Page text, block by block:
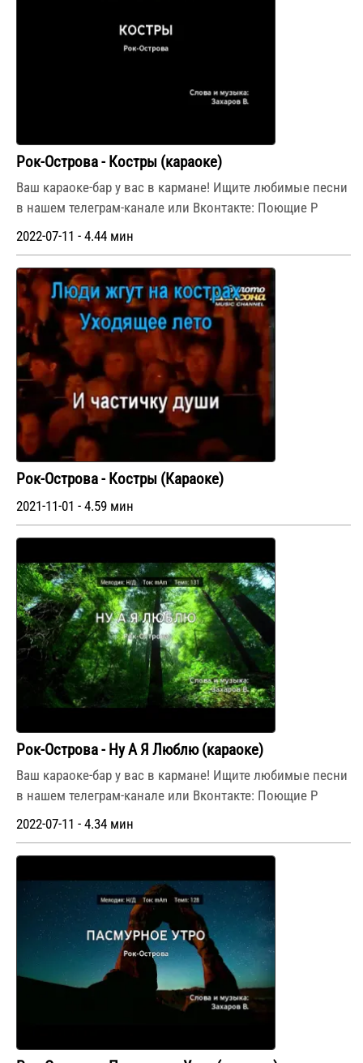
Рок-Острова - Костры (караоке)
Ваш караоке-бар у вас в кармане! Ищите любимые песни
в нашем телеграм-канале или Вконтакте: Поющие Р
2022-07-11 - 4.44 мин
Рок-Острова - Костры (Караоке)
2021-11-01 - 4.59 мин
Рок-Острова - Ну А Я Люблю (караоке)
Ваш караоке-бар у вас в кармане! Ищите любимые песни
в нашем телеграм-канале или Вконтакте: Поющие Р
2022-07-11 - 4.34 мин